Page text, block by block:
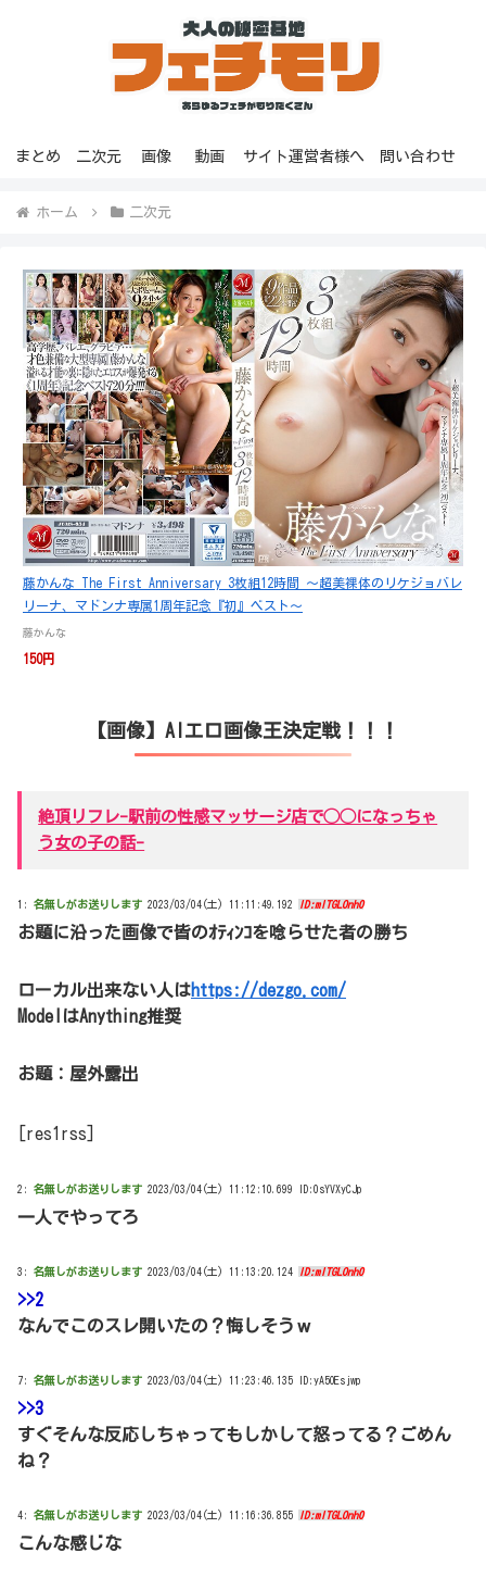
まとめ 二次元 画像 動画 サイト運営者様へ 問い合わせ
ホーム 二次元
藤かんな The First Anniversary 3枚組12時間 ～超美裸体のリケジョバレ
リーナ、マドンナ専属1周年記念『初』ベスト～
藤かんな
150円
【画像】AIエロ画像王決定戦！！！
絶頂リフレ-駅前の性感マッサージ店で◯◯になっちゃ
う女の子の話-
1: 名無しがお送りします 2023/03/04(土) 11:11:49.192 ID:mITGLOnh0
お題に沿った画像で皆のｵﾃｨﾝｺを唸らせた者の勝ち
ローカル出来ない人はhttps://dezgo.com/
ModelはAnything推奨
お題：屋外露出
[res1rss]
2: 名無しがお送りします 2023/03/04(土) 11:12:10.699 ID:0sYVXyCJp
一人でやってろ
3: 名無しがお送りします 2023/03/04(土) 11:13:20.124 ID:mITGLOnh0
>>2
なんでこのスレ開いたの？悔しそうｗ
7: 名無しがお送りします 2023/03/04(土) 11:23:46.135 ID:yA5OEsjwp
>>3
すぐそんな反応しちゃってもしかして怒ってる？ごめん
ね？
4: 名無しがお送りします 2023/03/04(土) 11:16:36.855 ID:mITGLOnh0
こんな感じな